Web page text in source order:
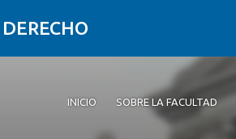
INICIO SOBRE LA FACULTAD